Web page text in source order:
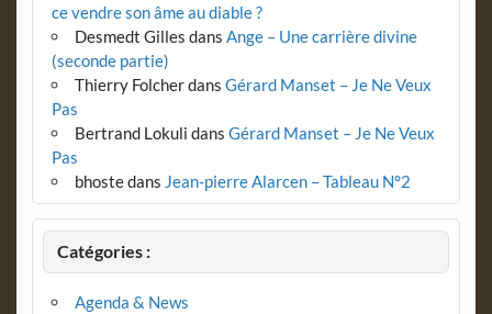
ce vendre son âme au diable ?
Desmedt Gilles dans Ange – Une carrière divine
(seconde partie)
Thierry Folcherdans Gérard Manset – Je Ne Veux
Pas
Bertrand Lokuli dans Gérard Manset – Je Ne Veux
Pas
bhostedans Jean-pierre Alarcen – Tableau N°2
Catégories :
Agenda & News